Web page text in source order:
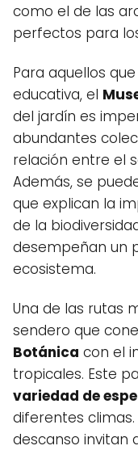
como el de las
perfectos para
Para aquellos
educativa, el
del jardín es
abundantes
relación entre el
Además, se
que explican la
de la
desempeñan un
ecosistema.
Una de las rutas
sendero que
Botánica con el
tropicales. Este
variedad de
diferentes
descanso invitan